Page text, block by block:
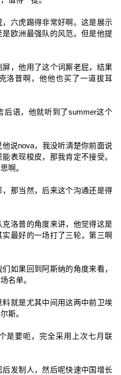
六虎踢得非常好啊。这是展示
欧洲最强队的风范。但是他提
，他用了这个词厮老屁，结果
洛普啊，他他也买了一道拔耳
后语，他就听到了summer这个
说nova，我没听清楚你前面说
表现梭皮，那我肯定不接受。
啊。
那当然，后来这个沟通还是得
洛普的角度来讲，他觉得这是
最好的一场打了三轮，第三啊
如果回到阿斯纳的角度来看，
名单。
就是尤其中间用这两中前卫埃
斯。
是要呃，完全采用上次七月联
发制人，然后呢快速中国增长